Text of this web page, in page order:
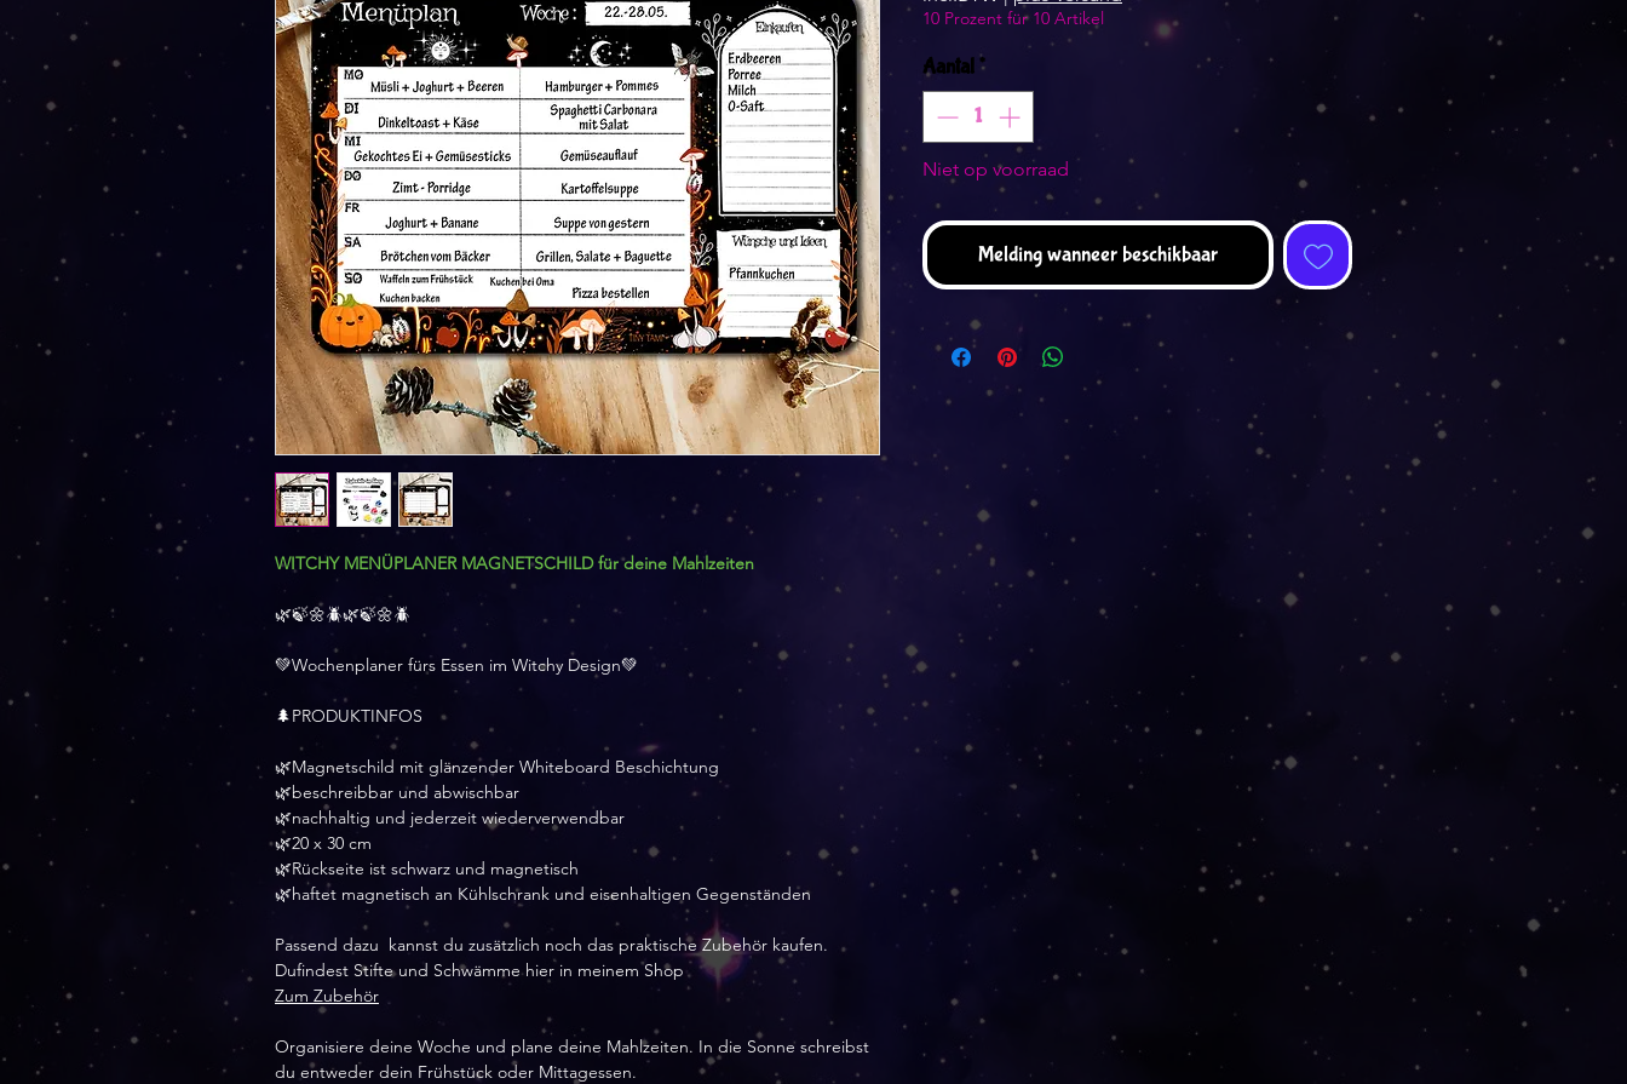
WITCHY MENÜPLANER MAGNETSCHILD für deine Mahlzeiten
🌿🍃🌼🪲🌿🍃🌼🪲
💚Wochenplaner fürs Essen im Witchy Design💚
🌲PRODUKTINFOS
🌿Magnetschild mit glänzender Whiteboard Beschichtung
🌿beschreibbar und abwischbar
🌿nachhaltig und jederzeit wiederverwendbar
🌿20 x 30 cm
🌿Rückseite ist schwarz und magnetisch
🌿haftet magnetisch an Kühlschrank und eisenhaltigen Gegenständen
Passend dazu kannst du zusätzlich noch das praktische Zubehör kaufen.
Dufindest Stifte und Schwämme hier in meinem Shop
Zum Zubehör
Organisiere deine Woche und plane deine Mahlzeiten. In die Sonne schreibst
du entweder dein Frühstück oder Mittagessen.
10 Prozent für 10 Artikel
Aantal*
Niet op voorraad
Melding wanneer beschikbaar